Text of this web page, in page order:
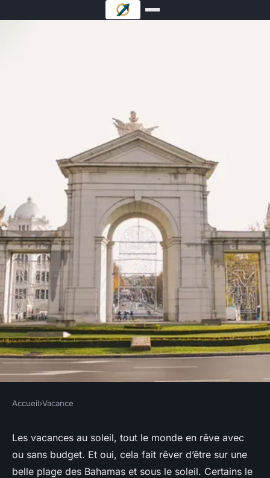
Vacances au soleil : quel
intérêt ? Quelle destination ?
Accueil›Vacance
Les vacances au soleil, tout le monde en rêve avec
ou sans budget. Et oui, cela fait rêver d’être sur une
belle plage des Bahamas et sous le soleil. Certains le